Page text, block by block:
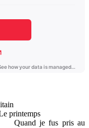
printemps
Quand je fus pris au